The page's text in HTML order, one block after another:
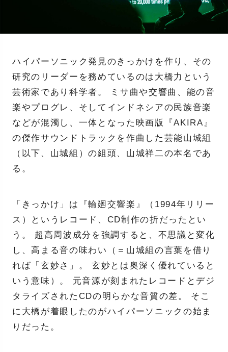
ハイパーソニック発見のきっかけを作り、その
研究のリーダーを務めているのは大橋力という
芸術家であり科学者。 ミサ曲や交響曲、能の音
楽やプログレ、そしてインドネシアの民族音楽
などが混濁し、一体となった映画版『AKIRA』
の傑作サウンドトラックを作曲した芸能山城組
（以下、山城組）の組頭、山城祥二の本名であ
る。
「きっかけ」は『輪廻交響楽』（1994年リリー
ス）というレコード、CD制作の折だったとい
う。 超高周波成分を強調すると、不思議と変化
し、高まる音の味わい（＝山城組の言葉を借り
れば「玄妙さ」。 玄妙とは奥深く優れていると
いう意味）。 元音源が刻まれたレコードとデジ
タライズされたCDの明らかな音質の差。 そこ
に大橋が着眼したのがハイパーソニックの始ま
りだった。